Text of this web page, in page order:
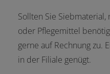
Sollten Sie
oder Pflegemittel
gerne auf Rechnung zu.
in der Filiale genügt.